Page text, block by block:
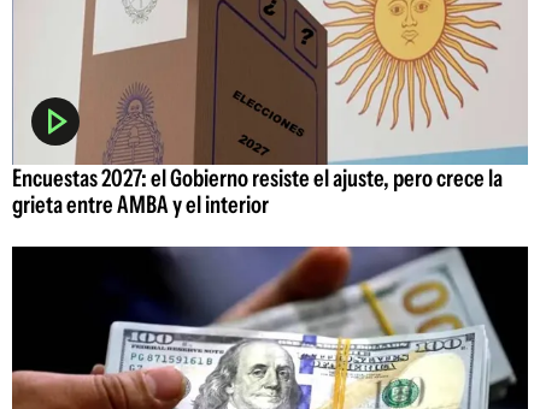
Encuestas 2027: el Gobierno resiste el ajuste, pero crece la
grieta entre AMBA y el interior